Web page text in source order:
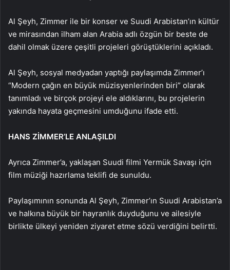
Al Şeyh, Zimmer ile bir konser ve Suudi Arabistan’ın kültür
ve mirasından ilham alan Arabia adlı özgün bir beste de
dahil olmak üzere çeşitli projeleri görüştüklerini açıkladı.
Al Şeyh, sosyal medyadan yaptığı paylaşımda Zimmer’ı
“Modern çağın en büyük müzisyenlerinden biri” olarak
tanımladı ve birçok projeyi ele aldıklarını, bu projelerin
yakında hayata geçmesini umduğunu ifade etti.
HANS ZİMMER’LE ANLAŞILDI
Ayrıca Zimmer’a, yaklaşan Suudi filmi Yermük Savaşı için
film müziği hazırlama teklifi de sunuldu.
Paylaşımının sonunda Al Şeyh, Zimmer’ın Suudi Arabistan’a
ve halkına büyük bir hayranlık duyduğunu ve ailesiyle
birlikte ülkeyi yeniden ziyaret etme sözü verdiğini belirtti.